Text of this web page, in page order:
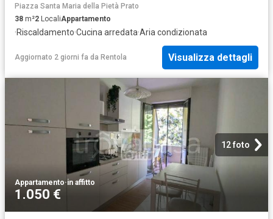
Piazza Santa Maria della Pietà Prato
38 m²2 LocaliAppartamento
·Riscaldamento·Cucina arredata·Aria condizionata
Aggiornato 2 giorni fa da Rentola Visualizza dettagli
12 foto
Appartamento·in affitto
1.050 €